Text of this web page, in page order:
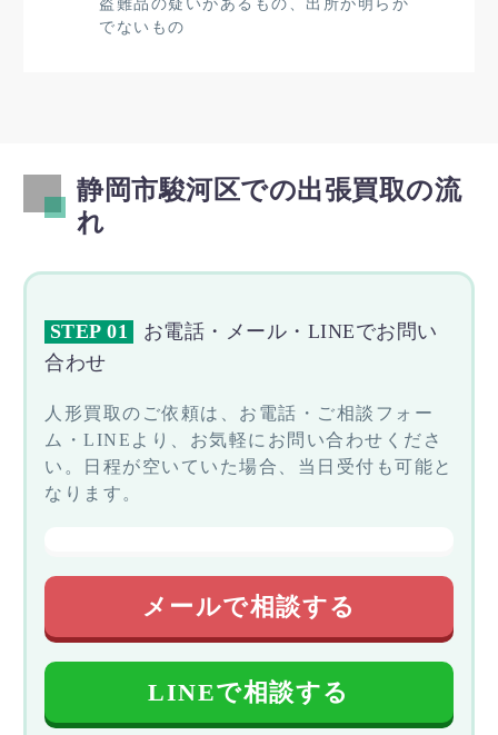
盗難品の疑いがあるもの、出所が明らか
でないもの
静岡市駿河区での出張買取の流
れ
STEP 01
お電話・メール・LINEでお問い
合わせ
人形買取のご依頼は、お電話・ご相談フォー
ム・LINEより、お気軽にお問い合わせくださ
い。日程が空いていた場合、当日受付も可能と
なります。
メールで相談する
LINEで相談する